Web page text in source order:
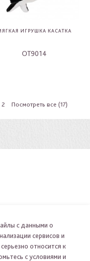
ИГРУШКА КАСАТКА
OT9014
2 Посмотреть все (17)
с данными о
сервисов и
относится к
с условиями и